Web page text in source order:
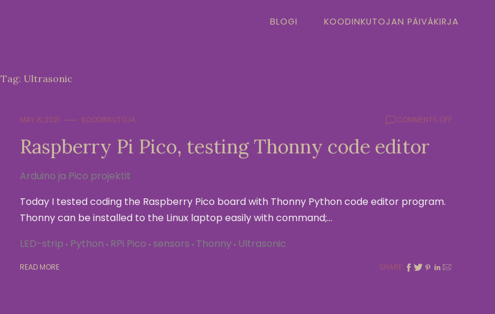
BLOGI KOODINKUTOJAN PÄIVÄKIRJA
Tag: Ultrasonic
MAY 8, 2021 KOODINKUTOJA COMMENTS OFF
Raspberry Pi Pico, testing Thonny code editor
Arduino ja Pico projektit
Today I tested coding the Raspberry Pico board with Thonny Python code editor program.
Thonny can be installed to the Linux laptop easily with command;…
LED-strip
Python RPi Pico sensors Thonny Ultrasonic
READ MORE SHARE: